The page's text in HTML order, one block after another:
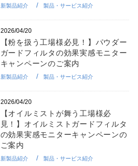
新製品紹介 製品・サービス紹介
2026/04/20
【粉を扱う工場様必見！】パウダー
ガードフィルタの効果実感モニター
キャンペーンのご案内
新製品紹介 製品・サービス紹介
2026/04/20
【オイルミストが舞う工場様必
見！】オイルミストガードフィルタ
の効果実感モニターキャンペーンの
ご案内
新製品紹介 製品・サービス紹介